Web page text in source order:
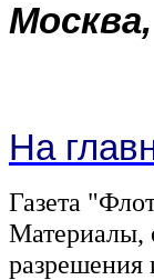
На
Газета
Материалы,
разрешения